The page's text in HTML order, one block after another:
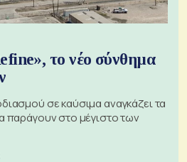
το νέο σύνθημα
σε καύσιμα αναγκάζει τα
παράγουν στο μέγιστο των